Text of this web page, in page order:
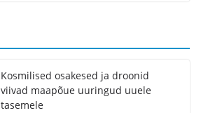
Kosmilised osakesed ja droonid
viivad maapõue uuringud uuele
tasemele